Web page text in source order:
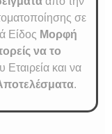
σε
Είδος Μορφή
να το
Εταιρεία και να
.